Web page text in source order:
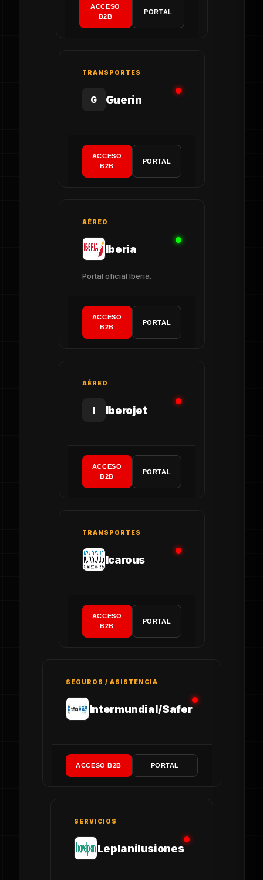
ACCESO
B2B
PORTAL
TRANSPORTES
G Guerin
ACCESO
B2B
PORTAL
AÉREO
Iberia
Portal oficial Iberia.
ACCESO
B2B
PORTAL
AÉREO
I Iberojet
ACCESO
B2B
PORTAL
TRANSPORTES
Icarous
ACCESO
B2B
PORTAL
SEGUROS / ASISTENCIA
Intermundial/Safer
ACCESO B2B PORTAL
SERVICIOS
Leplanilusiones